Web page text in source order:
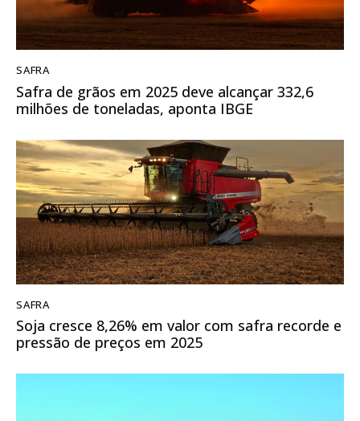
SAFRA
Safra de grãos em 2025 deve alcançar 332,6
milhões de toneladas, aponta IBGE
SAFRA
Soja cresce 8,26% em valor com safra recorde e
pressão de preços em 2025